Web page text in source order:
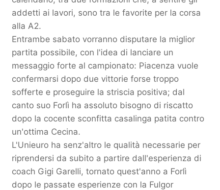
addetti ai lavori, sono tra le favorite per la corsa
alla A2.
Entrambe sabato vorranno disputare la miglior
partita possibile, con l'idea di lanciare un
messaggio forte al campionato: Piacenza vuole
confermarsi dopo due vittorie forse troppo
sofferte e proseguire la striscia positiva; dal
canto suo Forlì ha assoluto bisogno di riscatto
dopo la cocente sconfitta casalinga patita contro
un'ottima Cecina.
L'Unieuro ha senz'altro le qualità necessarie per
riprendersi da subito a partire dall'esperienza di
coach Gigi Garelli, tornato quest'anno a Forlì
dopo le passate esperienze con la Fulgor